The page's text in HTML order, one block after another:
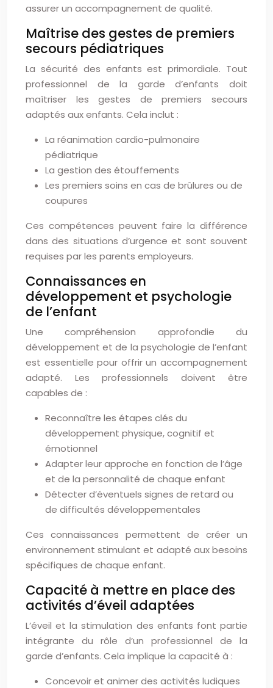
assurer un accompagnement de qualité.
Maîtrise des gestes de premiers
secours pédiatriques
La sécurité des enfants est primordiale. Tout
professionnel de la garde d’enfants doit
maîtriser les gestes de premiers secours
adaptés aux enfants. Cela inclut :
La réanimation cardio-pulmonaire
pédiatrique
La gestion des étouffements
Les premiers soins en cas de brûlures ou de
coupures
Ces compétences peuvent faire la différence
dans des situations d’urgence et sont souvent
requises par les parents employeurs.
Connaissances en
développement et psychologie
de l’enfant
Une compréhension approfondie du
développement et de la psychologie de l’enfant
est essentielle pour offrir un accompagnement
adapté. Les professionnels doivent être
capables de :
Reconnaître les étapes clés du
développement physique, cognitif et
émotionnel
Adapter leur approche en fonction de l’âge
et de la personnalité de chaque enfant
Détecter d’éventuels signes de retard ou
de difficultés développementales
Ces connaissances permettent de créer un
environnement stimulant et adapté aux besoins
spécifiques de chaque enfant.
Capacité à mettre en place des
activités d’éveil adaptées
L’éveil et la stimulation des enfants font partie
intégrante du rôle d’un professionnel de la
garde d’enfants. Cela implique la capacité à :
Concevoir et animer des activités ludiques